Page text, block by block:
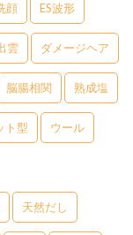
顔 ES波形
雲 ダメージヘア
脳腸相関 熟成塩
ト型 ウール
天然だし